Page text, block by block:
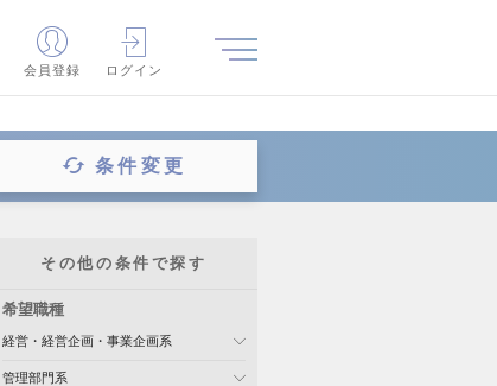
会員登録 ログイン
条件変更
その他の条件で探す
希望職種
経営・経営企画・事業企画系
管理部門系